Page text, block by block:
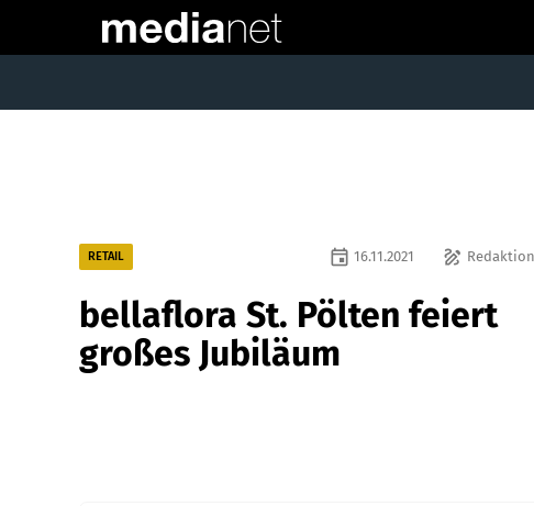
RETAIL draw Redaktion
event 16.11.2021
bellaflora St. Pölten feiert
großes Jubiläum